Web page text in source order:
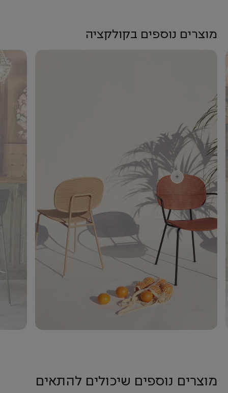
מוצרים נוספים בקולקציה
+
מוצרים נוספים שיכולים להתאים